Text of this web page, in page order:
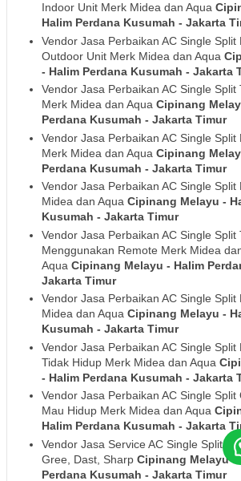
Indoor Unit Merk Midea dan Aqua
Halim Perdana Kusumah - Jakarta
Vendor Jasa Perbaikan AC Single
Outdoor Unit Merk Midea dan Aqua
- Halim Perdana Kusumah - Jakarta
Vendor Jasa Perbaikan AC Single Split
Merk Midea dan Aqua Cipinang
Perdana Kusumah - Jakarta Timur
Vendor Jasa Perbaikan AC Single Split
Merk Midea dan Aqua Cipinang
Perdana Kusumah - Jakarta Timur
Vendor Jasa Perbaikan AC Single Split
Midea dan Aqua Cipinang Melayu -
Kusumah - Jakarta Timur
Vendor Jasa Perbaikan AC Single Split
Menggunakan Remote Merk Midea
Aqua Cipinang Melayu - Halim
Jakarta Timur
Vendor Jasa Perbaikan AC Single Split
Midea dan Aqua Cipinang Melayu -
Kusumah - Jakarta Timur
Vendor Jasa Perbaikan AC Single Split
Tidak Hidup Merk Midea dan Aqua
- Halim Perdana Kusumah - Jakarta
Vendor Jasa Perbaikan AC Single Split
Mau Hidup Merk Midea dan Aqua
Halim Perdana Kusumah - Jakarta
Vendor Jasa Service AC Single Split
Gree, Dast, Sharp Cipinang Melayu -
Perdana Kusumah - Jakarta Timur